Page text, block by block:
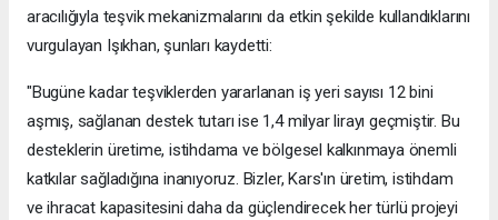
aracılığıyla teşvik mekanizmalarını da etkin şekilde kullandıklarını
vurgulayan Işıkhan, şunları kaydetti:
"Bugüne kadar teşviklerden yararlanan iş yeri sayısı 12 bini
aşmış, sağlanan destek tutarı ise 1,4 milyar lirayı geçmiştir. Bu
desteklerin üretime, istihdama ve bölgesel kalkınmaya önemli
katkılar sağladığına inanıyoruz. Bizler, Kars'ın üretim, istihdam
ve ihracat kapasitesini daha da güçlendirecek her türlü projeyi